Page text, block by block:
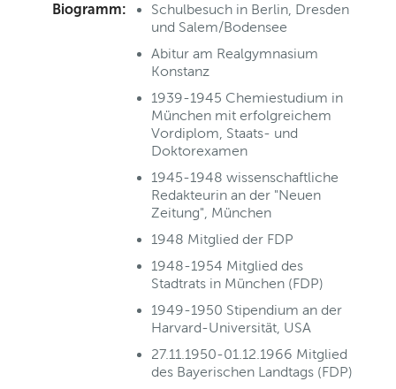
Biogramm:
Schulbesuch in Berlin, Dresden
und Salem/Bodensee
Abitur am Realgymnasium
Konstanz
1939-1945 Chemiestudium in
München mit erfolgreichem
Vordiplom, Staats- und
Doktorexamen
1945-1948 wissenschaftliche
Redakteurin an der "Neuen
Zeitung", München
1948 Mitglied der FDP
1948-1954 Mitglied des
Stadtrats in München (FDP)
1949-1950 Stipendium an der
Harvard-Universität, USA
27.11.1950-01.12.1966 Mitglied
des Bayerischen Landtags (FDP)